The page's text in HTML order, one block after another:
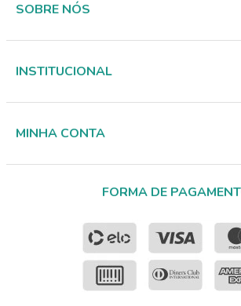
SOBRE NÓS
INSTITUCIONAL
MINHA CONTA
FORMA DE